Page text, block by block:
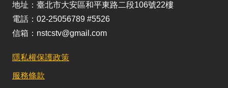
地址：臺北市大安區和平東路二段106號22樓
電話：02-25056789 #5526
信箱：nstcstv@gmail.com
隱私權保護政策
服務條款